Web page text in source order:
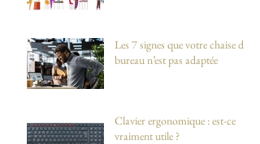
Les 7 signes que votre chaise de
bureau n’est pas adaptée
Clavier ergonomique : est-ce
vraiment utile ?